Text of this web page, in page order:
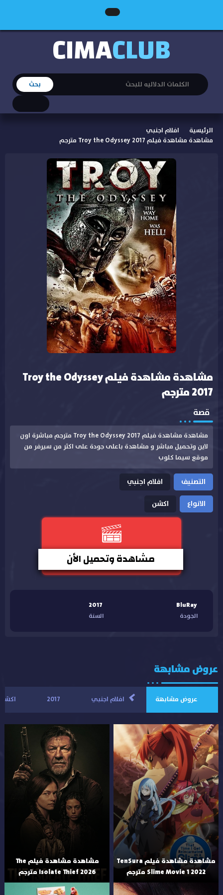
CIMACLUB
الرئيسية
افلام اجنبي
مشاهدة مشاهدة فيلم Troy the Odyssey 2017 مترجم
مشاهدة مشاهدة فيلم Troy the Odyssey
2017 مترجم
قصة
مشاهدة مشاهدة فيلم Troy the Odyssey 2017 مترجم مباشرة اون
لاين وتحميل مباشر و مشاهدة باعلى جودة على اكثر من سيرفر من
موقع سيما كلوب
التصنيف
افلام اجنبي
الانواع
اكشن
مشاهدة وتحميل الأن
BluRay
الجودة
2017
السنة
عروض مشابهة
عروض مشابهة > افلام اجنبي 2017 اكشن
مشاهدة مشاهدة فيلم TenSura
Slime Movie 1 2022 مترجم
مشاهدة مشاهدة فيلم The
Isolate Thief 2026 مترجم